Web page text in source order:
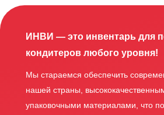
ИНВИ — это инвентарь для
кондитеров любого уровня!
Мы стараемся обеспечить
нашей страны,
упаковочными материалами, что